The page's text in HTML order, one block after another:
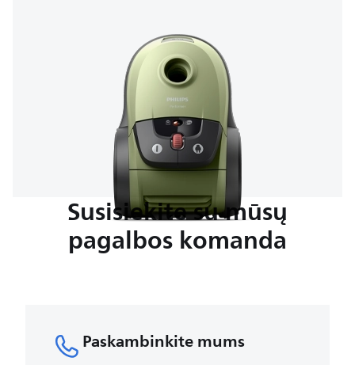
Susisiekite su mūsų
pagalbos komanda
Paskambinkite mums